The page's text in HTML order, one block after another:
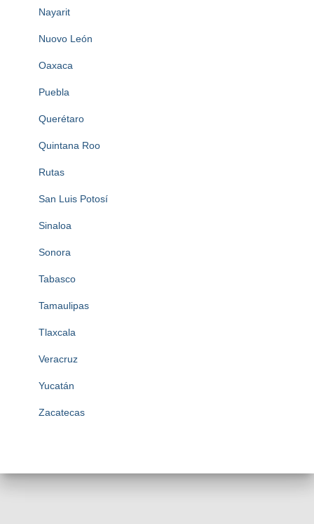
Nayarit
Nuovo León
Oaxaca
Puebla
Querétaro
Quintana Roo
Rutas
San Luis Potosí
Sinaloa
Sonora
Tabasco
Tamaulipas
Tlaxcala
Veracruz
Yucatán
Zacatecas